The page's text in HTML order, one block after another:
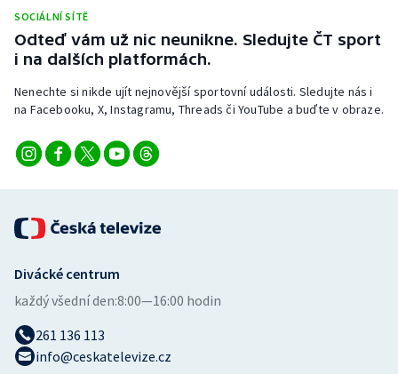
Sportovní střelba
Stolní tenis
Triatlon
Veslování
Volejbal
Ostatní
SOCIÁLNÍ SÍTĚ
Odteď vám už nic neunikne. Sledujte ČT sport
i na dalších platformách.
Nenechte si nikde ujít nejnovější sportovní události. Sledujte nás i
na Facebooku, X, Instagramu, Threads či YouTube a buďte v obraze.
Divácké centrum
každý všední den:8:00—16:00 hodin
261 136 113
info@ceskatelevize.cz